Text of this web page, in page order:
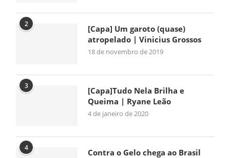
2
[Capa] Um garoto (quase)
atropelado | Vinicius Grossos
18 de novembro de 2019
3
[Capa]Tudo Nela Brilha e
Queima | Ryane Leão
4 de janeiro de 2020
4 Contra o Gelo chega ao Brasil